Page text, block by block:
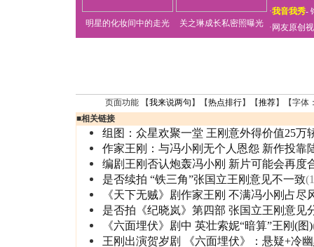
明星的化妆间中的走光 关之琳成长私密照曝光
·我音我秀-
· 网友原创
页面功能 【我来说两句 】【热点排行】【推荐】【字体
■相关链接
组图：众星欢聚一堂 王刚意外得价值25万
作家王刚：与冯小刚无个人恩怨 新作投靠
编剧王刚否认炮轰冯小刚 新片可能会再度
是否续拍 “铁三角”张国立王刚意见不一致
《天下无贼》剧作家王刚 不满冯小刚占尽
是否拍《纪晓岚》第四部 张国立王刚意见
《六面埋伏》剧中 英壮索妮“暗算”王刚(图)
王刚出演贺岁剧 《六面埋伏》：悬疑+冷